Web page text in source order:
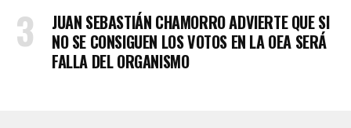
JUAN SEBASTIÁN CHAMORRO ADVIERTE QUE SI
NO SE CONSIGUEN LOS VOTOS EN LA OEA SERÁ
FALLA DEL ORGANISMO